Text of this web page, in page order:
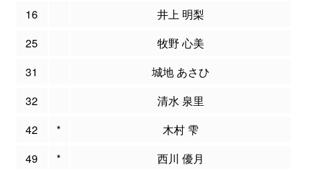
16 井上 明梨
25
牧野 心美
31
城地 あさひ
32
清水 泉里
42
* 木村 雫
49
* 西川 優月